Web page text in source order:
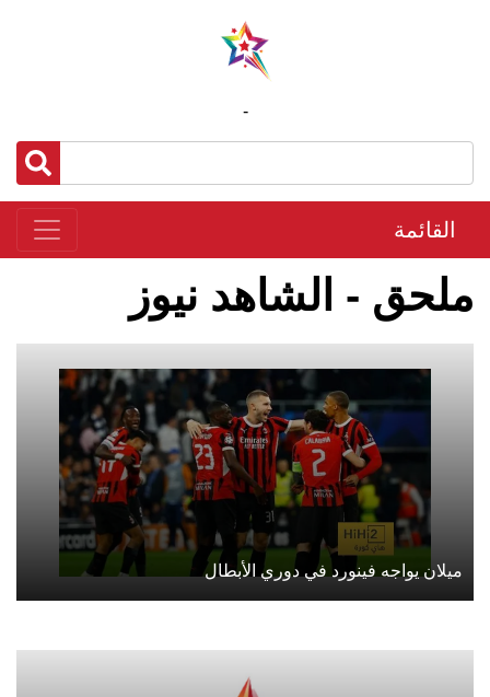
-
القائمة
ملحق - الشاهد نيوز
ميلان يواجه فينورد في دوري الأبطال